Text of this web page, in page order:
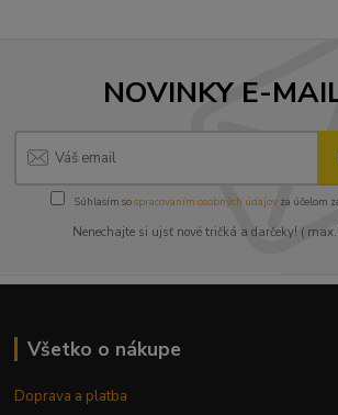
NOVINKY E-
Súhlasím sospracovaním osobných údajov za účelom
Nenechajte si ujsť nové tričká a darčeky! (
Všetko o nákupe
Doprava a platba